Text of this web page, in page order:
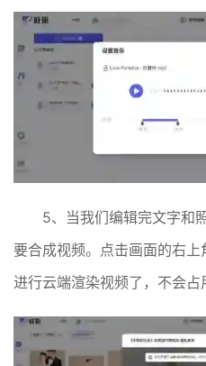
5、当我们编辑完文字和
要合成视频。点击画面的右
进行云端渲染视频了，不会占